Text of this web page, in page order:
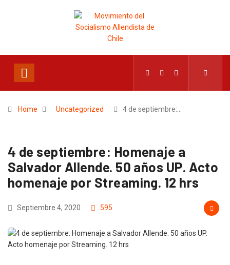
Home Uncategorized 4 de septiembre:…
4 de septiembre: Homenaje a
Salvador Allende. 50 años UP. Acto
homenaje por Streaming. 12 hrs
Septiembre 4, 2020 595